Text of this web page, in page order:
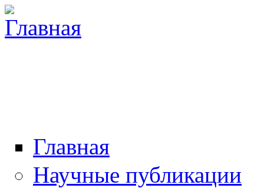
Главная
Научные публикации